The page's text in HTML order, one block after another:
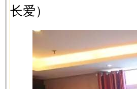
长爱）